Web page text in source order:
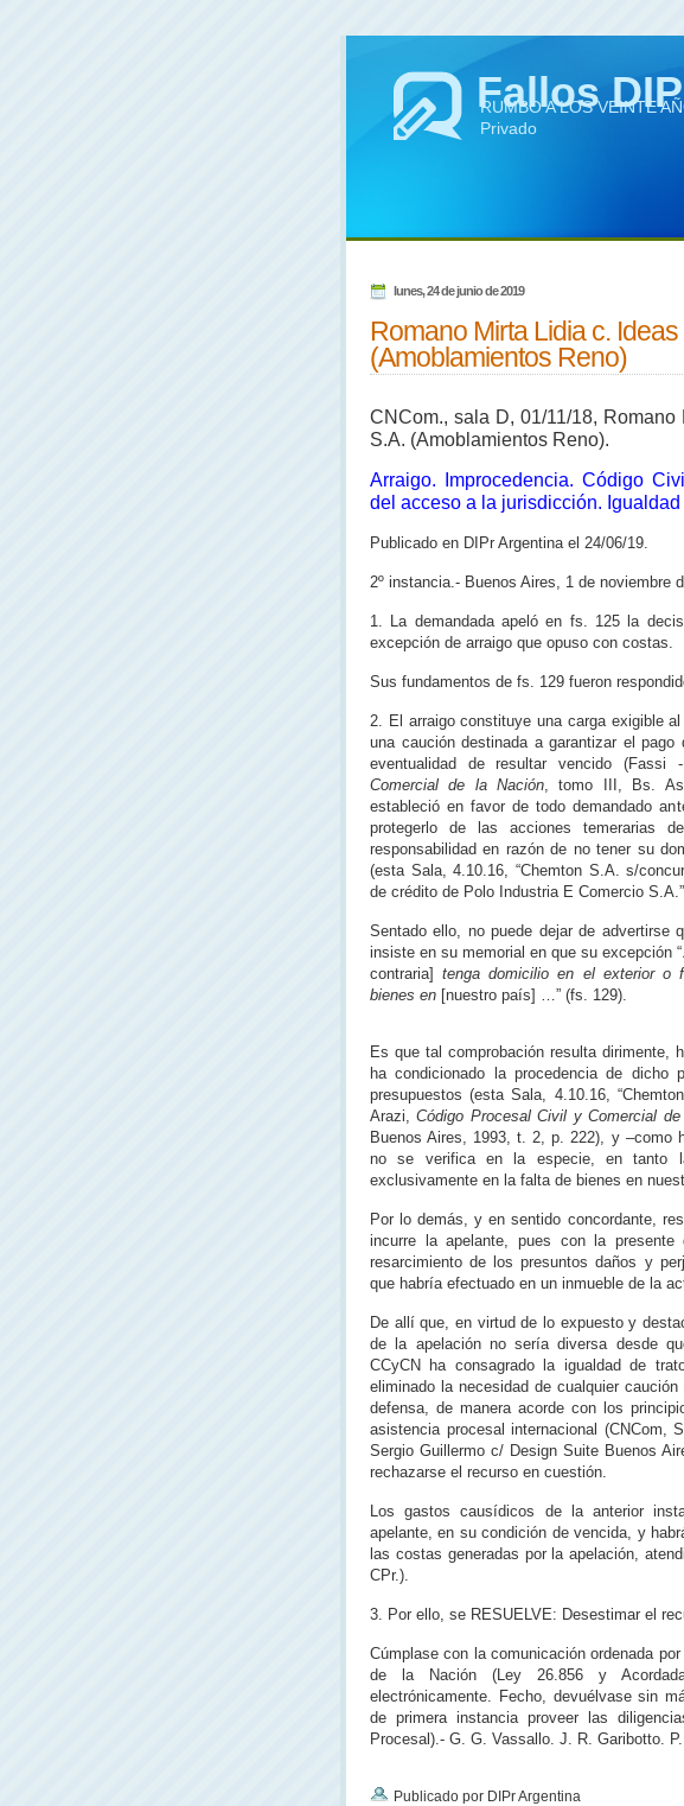
Fallos
RUMBO A LOS VEINTE
Privado
lunes, 24 de junio de 2019
Romano Mirta Lidia c.
(Amoblamientos Reno)
CNCom., sala D, 01/11/18,
S.A. (Amoblamientos Reno).
Arraigo. Improcedencia. Código
del acceso a la jurisdicción.
Publicado en DIPr Argentina el 24/06/19.
2º instancia.- Buenos Aires, 1 de noviembre
1. La demandada apeló en fs. 125 la
excepción de arraigo que opuso con costas.
Sus fundamentos de fs. 129 fueron
2. El arraigo constituye una carga exigible
una caución destinada a garantizar el
eventualidad de resultar vencido (Fassi
Comercial de la Nación, tomo III, Bs.
estableció en favor de todo demandado
protegerlo de las acciones temerarias
responsabilidad en razón de no tener su
(esta Sala, 4.10.16, “Chemton S.A. s/
de crédito de Polo Industria E Comercio
Sentado ello, no puede dejar de advertirse
insiste en su memorial en que su excepción “
contraria]tenga domicilio en el exterior o
bienes en [nuestro país] …” (fs. 129).
Es que tal comprobación resulta dirimente,
ha condicionado la procedencia de dicho
presupuestos (esta Sala, 4.10.16,
Arazi,Código Procesal Civil y Comercial
Buenos Aires, 1993, t. 2, p. 222), y –como
no se verifica en la especie, en tanto
exclusivamente en la falta de bienes en
Por lo demás, y en sentido concordante,
incurre la apelante, pues con la presente
resarcimiento de los presuntos daños y
que habría efectuado en un inmueble de la
De allí que, en virtud de lo expuesto y
de la apelación no sería diversa desde
CCyCN ha consagrado la igualdad de
eliminado la necesidad de cualquier
defensa, de manera acorde con los
asistencia procesal internacional (CNCom,
Sergio Guillermo c/ Design Suite Buenos
rechazarse el recurso en cuestión.
Los gastos causídicos de la anterior
apelante, en su condición de vencida, y
las costas generadas por la apelación,
CPr.).
3. Por ello, se RESUELVE: Desestimar el
Cúmplase con la comunicación ordenada
de la Nación (Ley 26.856 y
electrónicamente. Fecho, devuélvase sin
de primera instancia proveer las
Procesal).- G. G. Vassallo. J. R. Garibotto.
Publicado por DIPr Argentina